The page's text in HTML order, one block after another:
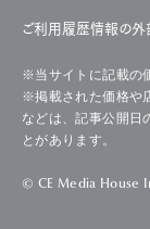
ご利用履歴情報の外
※当サイトに記載の
※掲載された価格や
などは、記事公開日
とがあります。
© CE Media House